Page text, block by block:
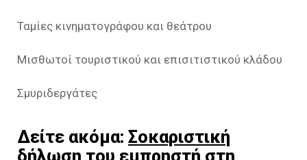
Ταμίες κινηματογράφου και θεάτρου
Μισθωτοί τουριστικού και επισιτιστικού κλάδου
Σμυριδεργάτες
Δείτε ακόμα: Σοκαριστική
δήλωση του εμπρηστή στη